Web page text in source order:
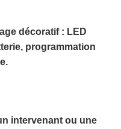
décoratif : LED
programmation
intervenant ou une